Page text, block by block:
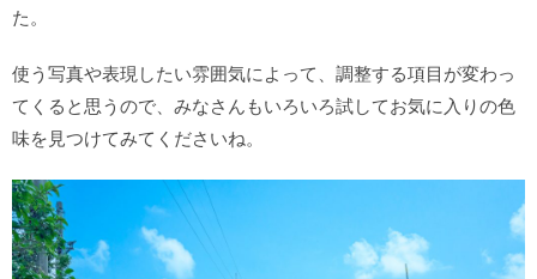
た。
使う写真や表現したい雰囲気によって、調整する項目が変わっ
てくると思うので、みなさんもいろいろ試してお気に入りの色
味を見つけてみてくださいね。